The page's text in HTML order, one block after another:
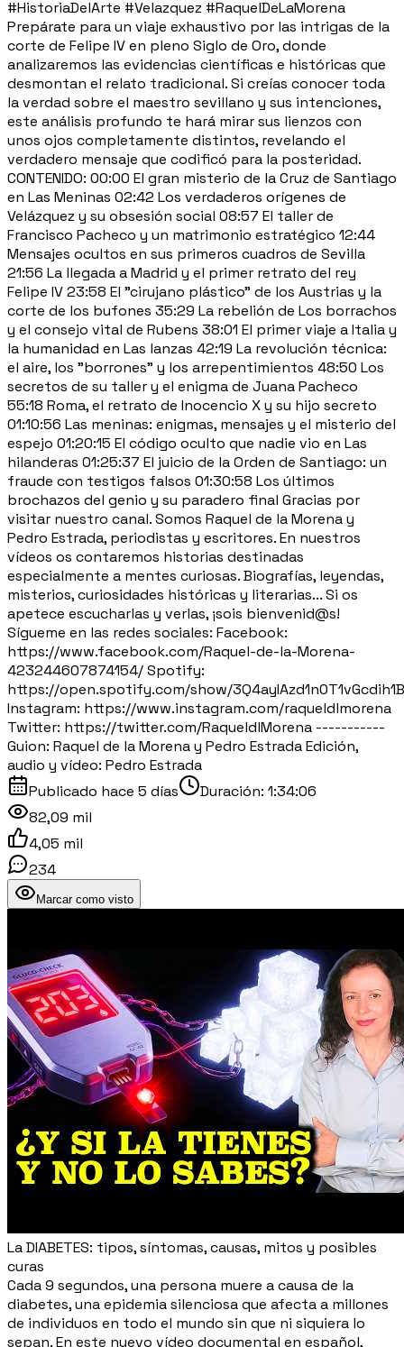
#HistoriaDelArte #Velazquez #RaquelDeLaMorena
Prepárate para un viaje exhaustivo por las intrigas de la
corte de Felipe IV en pleno Siglo de Oro, donde
analizaremos las evidencias científicas e históricas que
desmontan el relato tradicional. Si creías conocer toda
la verdad sobre el maestro sevillano y sus intenciones,
este análisis profundo te hará mirar sus lienzos con
unos ojos completamente distintos, revelando el
verdadero mensaje que codificó para la posteridad.
CONTENIDO: 00:00 El gran misterio de la Cruz de Santiago
en Las Meninas 02:42 Los verdaderos orígenes de
Velázquez y su obsesión social 08:57 El taller de
Francisco Pacheco y un matrimonio estratégico 12:44
Mensajes ocultos en sus primeros cuadros de Sevilla
21:56 La llegada a Madrid y el primer retrato del rey
Felipe IV 23:58 El "cirujano plástico" de los Austrias y la
corte de los bufones 35:29 La rebelión de Los borrachos
y el consejo vital de Rubens 38:01 El primer viaje a Italia y
la humanidad en Las lanzas 42:19 La revolución técnica:
el aire, los "borrones" y los arrepentimientos 48:50 Los
secretos de su taller y el enigma de Juana Pacheco
55:18 Roma, el retrato de Inocencio X y su hijo secreto
01:10:56 Las meninas: enigmas, mensajes y el misterio del
espejo 01:20:15 El código oculto que nadie vio en Las
hilanderas 01:25:37 El juicio de la Orden de Santiago: un
fraude con testigos falsos 01:30:58 Los últimos
brochazos del genio y su paradero final Gracias por
visitar nuestro canal. Somos Raquel de la Morena y
Pedro Estrada, periodistas y escritores. En nuestros
vídeos os contaremos historias destinadas
especialmente a mentes curiosas. Biografías, leyendas,
misterios, curiosidades históricas y literarias... Si os
apetece escucharlas y verlas, ¡sois bienvenid@s!
Sígueme en las redes sociales: Facebook:
https://www.facebook.com/Raquel-de-la-Morena-
423244607874154/ Spotify:
https://open.spotify.com/show/3Q4ayIAzd1n0T1vGcdih1B
Instagram: https://www.instagram.com/raqueldlmorena
Twitter: https://twitter.com/RaqueldlMorena -----------
Guion: Raquel de la Morena y Pedro Estrada Edición,
audio y vídeo: Pedro Estrada
Publicado hace 5 días Duración: 1:34:06
82,09 mil
4,05 mil
234
Marcar como visto
La DIABETES: tipos, síntomas, causas, mitos y posibles
curas
Cada 9 segundos, una persona muere a causa de la
diabetes, una epidemia silenciosa que afecta a millones
de individuos en todo el mundo sin que ni siquiera lo
sepan. En este nuevo vídeo documental en español,